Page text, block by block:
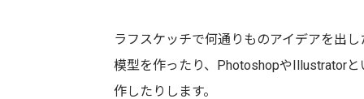
ラフスケッチで何通りものアイデアを出
模型を作ったり、PhotoshopやIllustrator
作したりします。